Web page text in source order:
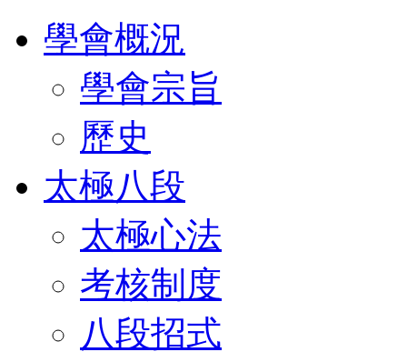
學會概況
學會宗旨
歷史
太極八段
太極心法
考核制度
八段招式